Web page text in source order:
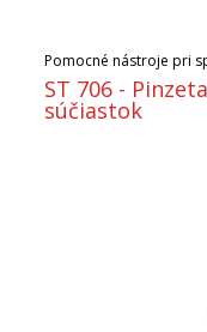
Pomocné nástroje pri
ST 706 -
súčiastok